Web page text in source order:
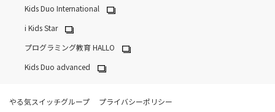
Kids Duo International
i Kids Star
プログラミング教育 HALLO
Kids Duo advanced
やる気スイッチグループ
プライバシーポリシー